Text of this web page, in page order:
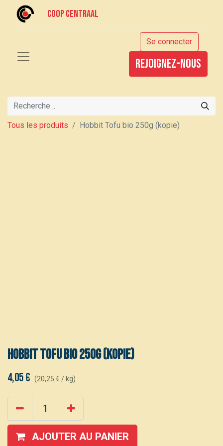
Coop centraal
Se connecter
rejoignez-nous
Tous les produits Hobbit Tofu bio 250g (kopie)
Hobbit Tofu bio 250g (kopie)
4,05€ (20,25 € / kg)
AJOUTER AU PANIER